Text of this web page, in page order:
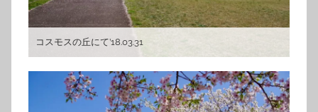
コスモスの丘にて’18.03.31